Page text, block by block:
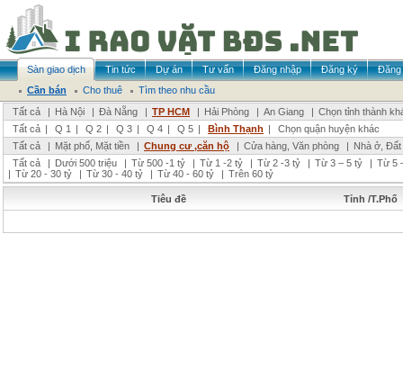
Sàn giao dịch Tin tức Dự án Tư vấn Đăng nhập Đăng ký
Đăng
Cần bán
Cho thuê
Tìm theo nhu cầu
Tất cả
| Hà Nội | Đà Nẵng | TP HCM | Hải Phòng | An Giang | Chọn tỉnh thành
Tất cả | Q 1 | Q 2 | Q 3 | Q 4 | Q 5 | Bình Thạnh |
Chọn quận huyện khác
Tất cả
| Mặt phố, Mặt tiền | Chung cư ,căn hộ | Cửa hàng, Văn phòng | Nhà ở,
Tất cả
| Dưới 500 triệu | Từ 500 -1 tỷ | Từ 1 -2 tỷ | Từ 2 -3 tỷ | Từ 3 – 5 tỷ | Từ 5
| Từ 20 - 30 tỷ | Từ 30 - 40 tỷ | Từ 40 - 60 tỷ | Trên 60 tỷ
Tiêu đề Tỉnh /T.Phố